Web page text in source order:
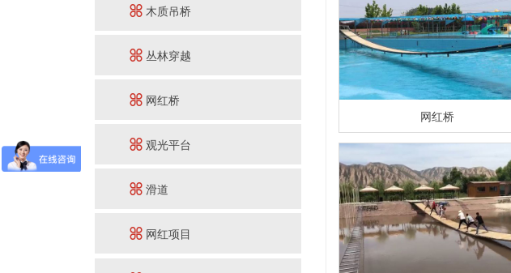
木质吊桥
丛林穿越
网红桥
观光平台
滑道
网红项目
网红桥